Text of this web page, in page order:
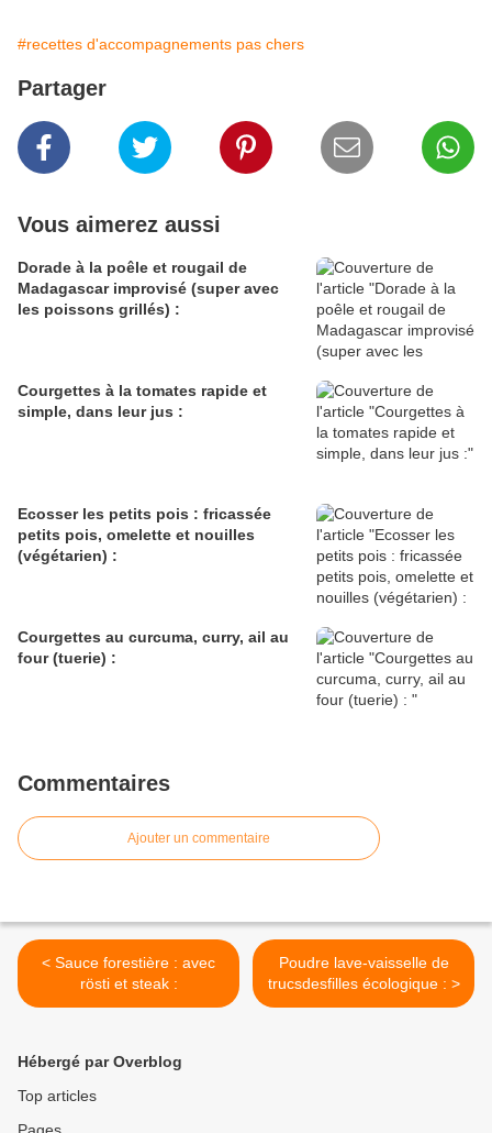
#recettes d'accompagnements pas chers
Partager
Vous aimerez aussi
Dorade à la poêle et rougail de
Madagascar improvisé (super avec
les poissons grillés) :
Courgettes à la tomates rapide et
simple, dans leur jus :
Ecosser les petits pois : fricassée
petits pois, omelette et nouilles
(végétarien) :
Courgettes au curcuma, curry, ail au
four (tuerie) :
Commentaires
Ajouter un commentaire
< Sauce forestière : avec
rösti et steak :
Poudre lave-vaisselle de
trucsdesfilles écologique : >
Hébergé par Overblog
Top articles